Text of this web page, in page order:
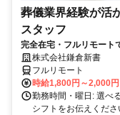
葬儀業界経験が活
スタッフ
完全在宅・フルリモー
から未経験でも安心！平
イフバランス！
株式会社鎌倉新書
フルリモート
時給1,800円～2,000円
勤務時間・曜日: 選べ
シフトをお伝えくだ